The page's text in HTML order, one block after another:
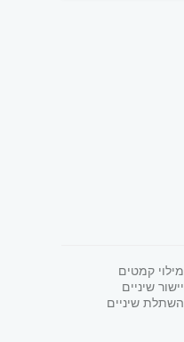
מילוי קמטים
יישור שיניים
השתלת שיניים